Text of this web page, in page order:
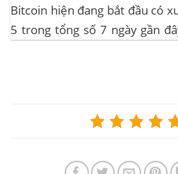
Bitcoin hiện đang bắt đầu có
5 trong tổng số 7 ngày gần